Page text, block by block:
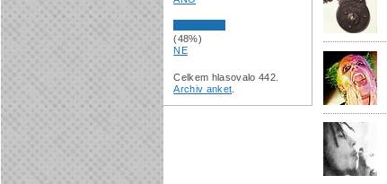
(48%)
NE
Celkem hlasovalo 442.
Archiv anket